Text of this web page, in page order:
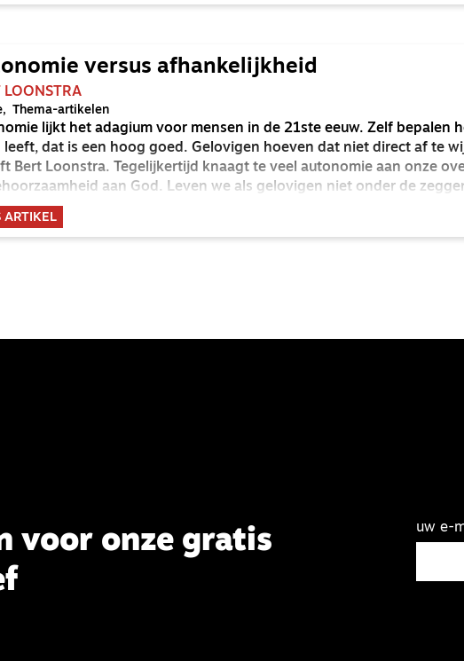
versus afhankelijkheid
LOONSTRA
Thema-artikelen
lijkt het adagium voor mensen in de 21ste eeuw. Zelf bepalen
leeft, dat is een hoog goed. Gelovigen hoeven dat niet direct af te
Bert Loonstra. Tegelijkertijd knaagt te veel autonomie aan onze
aan God. Leven we als gelovigen niet onder de
Heer?
ARTIKEL
voor onze gratis
uw e-